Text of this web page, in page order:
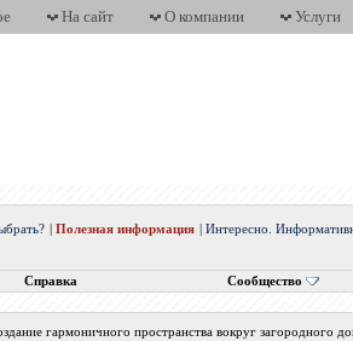
На сайт О компании Услуги
|Полезная информация |Интересно.
Справка Сообщество
гармоничного пространства вокруг загородного